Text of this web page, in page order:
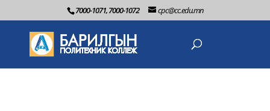
7000-1071, 7000-1072 cpc@cc.edu.mn